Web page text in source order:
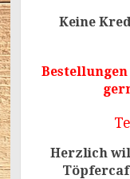
Keine
Herzlich